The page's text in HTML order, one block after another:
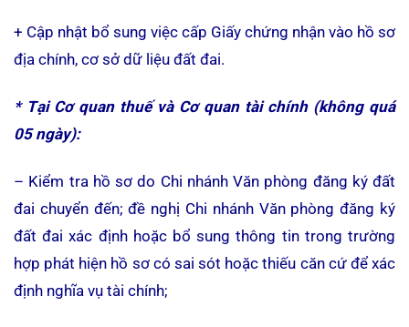
+ Cập nhật bổ sung việc cấp Giấy chứng nhận vào hồ sơ
địa chính, cơ sở dữ liệu đất đai.
* Tại Cơ quan thuế và Cơ quan tài chính (không quá
05 ngày):
– Kiểm tra hồ sơ do Chi nhánh Văn phòng đăng ký đất
đai chuyển đến; đề nghị Chi nhánh Văn phòng đăng ký
đất đai xác định hoặc bổ sung thông tin trong trường
hợp phát hiện hồ sơ có sai sót hoặc thiếu căn cứ để xác
định nghĩa vụ tài chính;